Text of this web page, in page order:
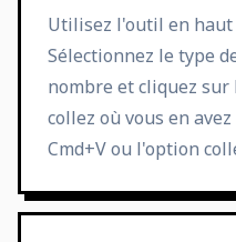
Utilisez l'outil en haut
Sélectionnez le type
nombre et cliquez sur
collez où vous en
Cmd+V ou l'option